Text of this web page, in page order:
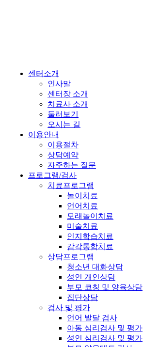
센터소개
인사말
센터장 소개
치료사 소개
둘러보기
오시는 길
이용안내
이용절차
상담예약
자주하는 질문
프로그램/검사
치료프로그램
놀이치료
언어치료
모래놀이치료
미술치료
인지학습치료
감각통합치료
상담프로그램
청소년 대화상담
성인 개인상담
부모 코칭 및 양육상담
집단상담
검사 및 평가
언어 발달 검사
아동 심리검사 및 평가
성인 심리검사 및 평가